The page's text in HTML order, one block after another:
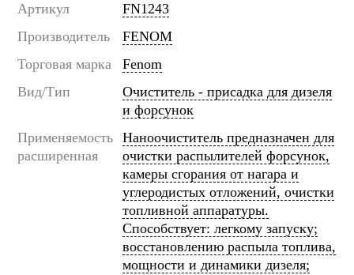
Артикул
FN1243
Производитель
FENOM
Торговая марка
Fenom
Вид/Тип
Очиститель - присадка для дизеля
и форсунок
Применяемость
расширенная
Наноочиститель предназначен для
очистки распылителей форсунок,
камеры сгорания от нагара и
углеродистых отложений, очистки
топливной аппаратуры.
Способствует: легкому запуску;
восстановлению распыла топлива,
мощности и динамики дизеля;